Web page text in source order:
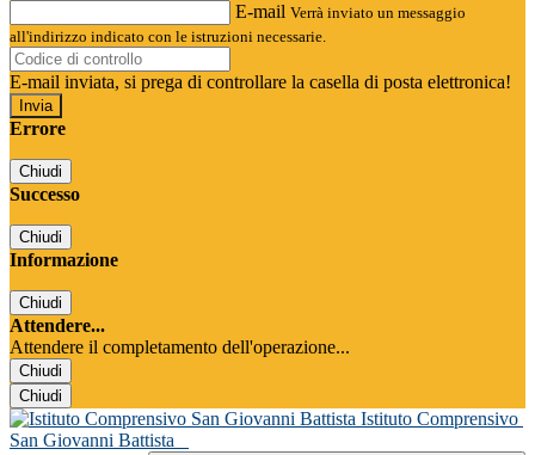
E-mail Verrà inviato un messaggio
all'indirizzo indicato con le istruzioni necessarie.
E-mail inviata, si prega di controllare la casella di posta elettronica!
Errore
Chiudi
Successo
Chiudi
Informazione
Chiudi
Attendere...
Attendere il completamento dell'operazione...
Chiudi
Chiudi
Istituto Comprensivo
San Giovanni Battista